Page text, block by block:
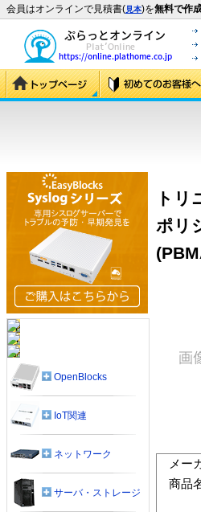
会員はオンラインで見積書(見本)を無料で作
ト
ポリ
メー
商品
OpenBlocks
IoT関連
ネットワーク
サーバ・ストレージ